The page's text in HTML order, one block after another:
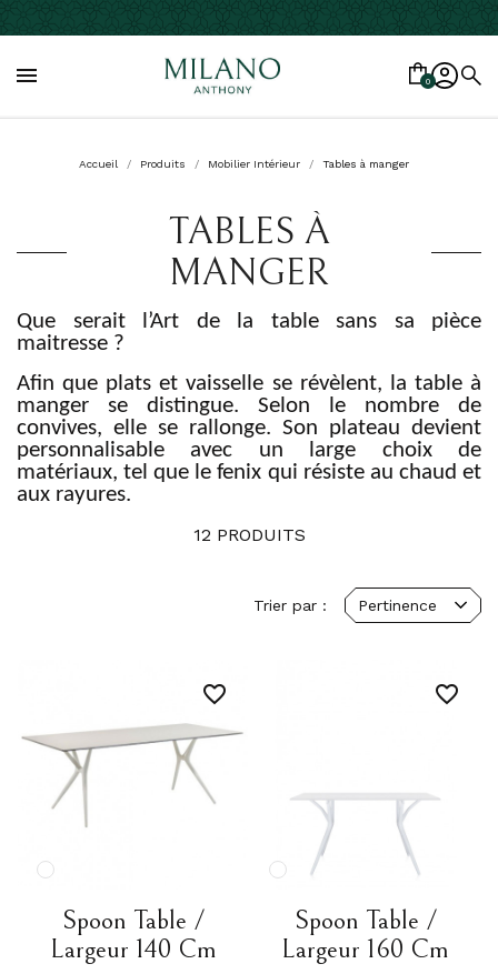
 0
Accueil Produits Mobilier Intérieur Tables à manger
TABLES À
MANGER
Que serait l’Art de la table sans sa pièce
maitresse ?
Afin que plats et vaisselle se révèlent, la table à
manger se distingue. Selon le nombre de
convives, elle se rallonge. Son plateau devient
personnalisable avec un large choix de
matériaux, tel que le fenix qui résiste au chaud et
aux rayures.
12 PRODUITS
Trier par : Pertinence
Spoon Table /
Largeur 140 Cm
favorite_border
Spoon Table /
Largeur 160 Cm
favorite_border